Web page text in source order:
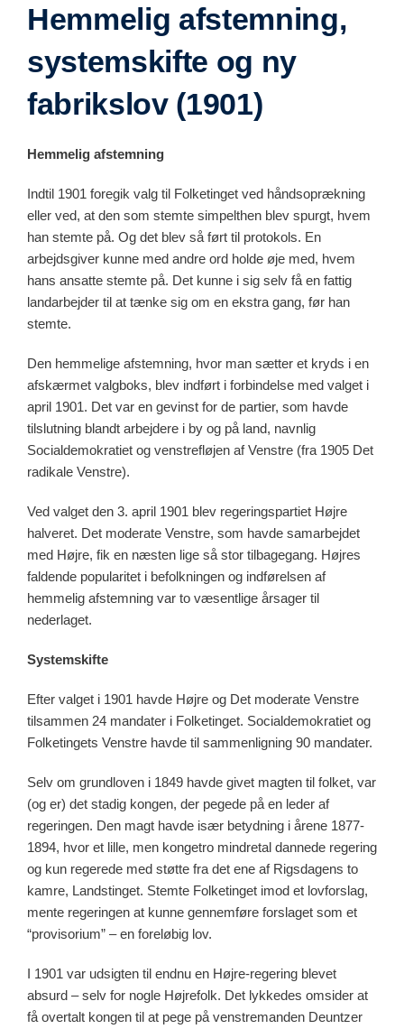
Hemmelig afstemning,
systemskifte og ny
fabrikslov (1901)
Hemmelig afstemning
Indtil 1901 foregik valg til Folketinget ved håndsoprækning
eller ved, at den som stemte simpelthen blev spurgt, hvem
han stemte på. Og det blev så ført til protokols. En
arbejdsgiver kunne med andre ord holde øje med, hvem
hans ansatte stemte på. Det kunne i sig selv få en fattig
landarbejder til at tænke sig om en ekstra gang, før han
stemte.
Den hemmelige afstemning, hvor man sætter et kryds i en
afskærmet valgboks, blev indført i forbindelse med valget i
april 1901. Det var en gevinst for de partier, som havde
tilslutning blandt arbejdere i by og på land, navnlig
Socialdemokratiet og venstrefløjen af Venstre (fra 1905 Det
radikale Venstre).
Ved valget den 3. april 1901 blev regeringspartiet Højre
halveret. Det moderate Venstre, som havde samarbejdet
med Højre, fik en næsten lige så stor tilbagegang. Højres
faldende popularitet i befolkningen og indførelsen af
hemmelig afstemning var to væsentlige årsager til
nederlaget.
Systemskifte
Efter valget i 1901 havde Højre og Det moderate Venstre
tilsammen 24 mandater i Folketinget. Socialdemokratiet og
Folketingets Venstre havde til sammenligning 90 mandater.
Selv om grundloven i 1849 havde givet magten til folket, var
(og er) det stadig kongen, der pegede på en leder af
regeringen. Den magt havde især betydning i årene 1877-
1894, hvor et lille, men kongetro mindretal dannede regering
og kun regerede med støtte fra det ene af Rigsdagens to
kamre, Landstinget. Stemte Folketinget imod et lovforslag,
mente regeringen at kunne gennemføre forslaget som et
“provisorium” – en foreløbig lov.
I 1901 var udsigten til endnu en Højre-regering blevet
absurd – selv for nogle Højrefolk. Det lykkedes omsider at
få overtalt kongen til at pege på venstremanden Deuntzer